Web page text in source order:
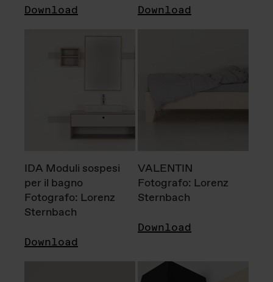
Download Download
IDA Moduli sospesi
per il bagno
Fotografo: Lorenz
Sternbach
Download
VALENTIN
Fotografo: Lorenz
Sternbach
Download